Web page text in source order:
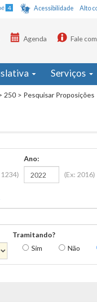
4 Acessibilidade Alto
Agenda Fale
Serviços
250 > Pesquisar Proposições
1234)
Ano:
(Ex: 2016)
Tramitando?
Sim
Não